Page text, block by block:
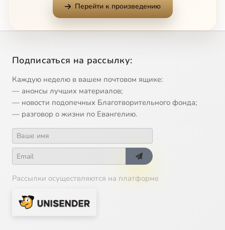
Образ Христа. Ч 1
14 Плоды жертвы Христовой
15 Понимание Евхаристии
17 Понимание греха. Ч 2
18 Понимание спасения
Перейти к произведению
Подписаться на рассылку:
Каждую неделю в вашем почтовом ящике:
— анонсы лучших материалов;
— новости подопечных Благотворительного фонда;
— разговор о жизни по Евангелию.
Рассылки осуществляются на платформе